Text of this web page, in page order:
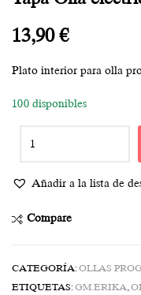
13,90€
Plato interior para olla
100 disponibles
Añadir a la lista de
Compare
CATEGORÍA: OLLAS
ETIQUETAS: GM.ERIKA,